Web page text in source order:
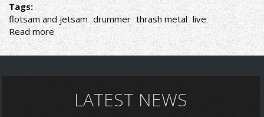
Tags:
flotsam and jetsam drummer thrash metal live
Read moreabout
FLOTSAM
AND
DRUMMER
LATEST NEWS